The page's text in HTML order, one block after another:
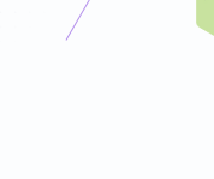
Écouter le podcast Audit
Lire le livre blanc